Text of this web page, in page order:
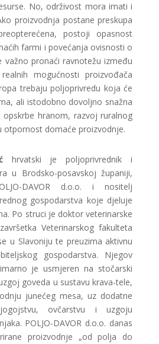
No, održivost mora imati i
proizvodnja postane preskupa
postoji opasnost
farmi i povećanja ovisnosti o
važno pronaći ravnotežu između
mogućnosti proizvođača
trebaju poljoprivredu koja će
ali istodobno dovoljno snažna
opskrbe hranom, razvoj ruralnog
otpornost domaće proizvodnje.
hrvatski je poljoprivrednik i
u Brodsko-posavskoj županiji,
DAVOR d.o.o. i nositelj
gospodarstva koje djeluje
Po struci je doktor veterinarske
Veterinarskog fakulteta
u Slavoniju te preuzima aktivnu
gospodarstva. Njegov
je usmjeren na stočarski
goveda u sustavu krava-tele,
junećeg mesa, uz dodatne
ovčarstvu i uzgoju
POLJO-DAVOR d.o.o. danas
proizvodnje „od polja do